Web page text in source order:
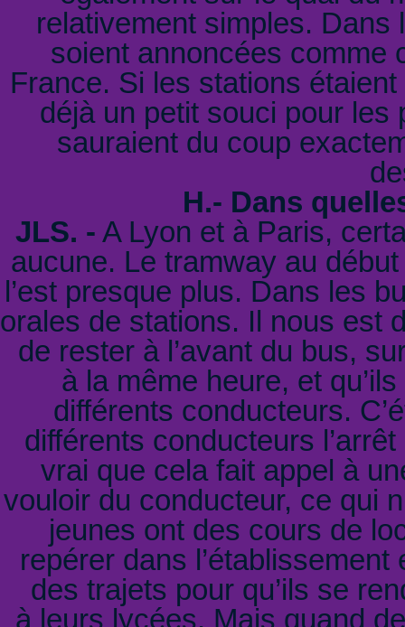
relativement simples.
soient annoncées comme
France. Si les stations
déjà un petit souci pour les
sauraient du coup
H.- Dans
JLS. - A Lyon et à Paris,
aucune. Le tramway au
l’est presque plus. Dans les
orales de stations. Il nous est
de rester à l’avant du bus,
à la même heure, et
différents conducteurs.
différents conducteurs
vrai que cela fait appel à
vouloir du conducteur, ce qui
jeunes ont des cours de
repérer dans
des trajets pour qu’ils se
à leurs lycées. Mais quand